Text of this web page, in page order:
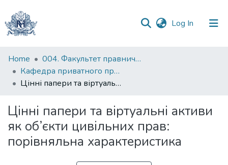
Log In (current)
Communities
&
Collections
Statistics
Home
004. Факультет правничих наук
Кафедра приватного права
Цінні папери та віртуальні активи як об’єкти цивільних прав: порівняльна характеристика
Цінні папери та віртуальні активи
як об’єкти цивільних прав:
порівняльна характеристика